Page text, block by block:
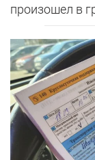
произошел в